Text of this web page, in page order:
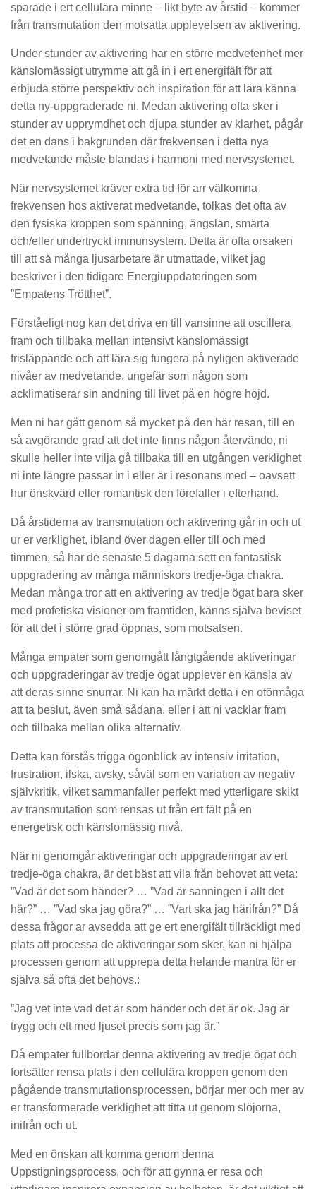
sparade i ert cellulära minne – likt byte av årstid – kommer
från transmutation den motsatta upplevelsen av aktivering.
Under stunder av aktivering har en större medvetenhet mer
känslomässigt utrymme att gå in i ert energifält för att
erbjuda större perspektiv och inspiration för att lära känna
detta ny-uppgraderade ni. Medan aktivering ofta sker i
stunder av upprymdhet och djupa stunder av klarhet, pågår
det en dans i bakgrunden där frekvensen i detta nya
medvetande måste blandas i harmoni med nervsystemet.
När nervsystemet kräver extra tid för arr välkomna
frekvensen hos aktiverat medvetande, tolkas det ofta av
den fysiska kroppen som spänning, ängslan, smärta
och/eller undertryckt immunsystem. Detta är ofta orsaken
till att så många ljusarbetare är utmattade, vilket jag
beskriver i den tidigare Energiuppdateringen som
”Empatens Trötthet”.
Förståeligt nog kan det driva en till vansinne att oscillera
fram och tillbaka mellan intensivt känslomässigt
frisläppande och att lära sig fungera på nyligen aktiverade
nivåer av medvetande, ungefär som någon som
acklimatiserar sin andning till livet på en högre höjd.
Men ni har gått genom så mycket på den här resan, till en
så avgörande grad att det inte finns någon återvändo, ni
skulle heller inte vilja gå tillbaka till en utgången verklighet
ni inte längre passar in i eller är i resonans med – oavsett
hur önskvärd eller romantisk den förefaller i efterhand.
Då årstiderna av transmutation och aktivering går in och ut
ur er verklighet, ibland över dagen eller till och med
timmen, så har de senaste 5 dagarna sett en fantastisk
uppgradering av många människors tredje-öga chakra.
Medan många tror att en aktivering av tredje ögat bara sker
med profetiska visioner om framtiden, känns själva beviset
för att det i större grad öppnas, som motsatsen.
Många empater som genomgått långtgående aktiveringar
och uppgraderingar av tredje ögat upplever en känsla av
att deras sinne snurrar. Ni kan ha märkt detta i en oförmåga
att ta beslut, även små sådana, eller i att ni vacklar fram
och tillbaka mellan olika alternativ.
Detta kan förstås trigga ögonblick av intensiv irritation,
frustration, ilska, avsky, såväl som en variation av negativ
självkritik, vilket sammanfaller perfekt med ytterligare skikt
av transmutation som rensas ut från ert fält på en
energetisk och känslomässig nivå.
När ni genomgår aktiveringar och uppgraderingar av ert
tredje-öga chakra, är det bäst att vila från behovet att veta:
”Vad är det som händer? … ”Vad är sanningen i allt det
här?” … ”Vad ska jag göra?” … ”Vart ska jag härifrån?” Då
dessa frågor ar avsedda att ge ert energifält tillräckligt med
plats att processa de aktiveringar som sker, kan ni hjälpa
processen genom att upprepa detta helande mantra för er
själva så ofta det behövs.:
”Jag vet inte vad det är som händer och det är ok. Jag är
trygg och ett med ljuset precis som jag är.”
Då empater fullbordar denna aktivering av tredje ögat och
fortsätter rensa plats i den cellulära kroppen genom den
pågående transmutationsprocessen, börjar mer och mer av
er transformerade verklighet att titta ut genom slöjorna,
inifrån och ut.
Med en önskan att komma genom denna
Uppstigningsprocess, och för att gynna er resa och